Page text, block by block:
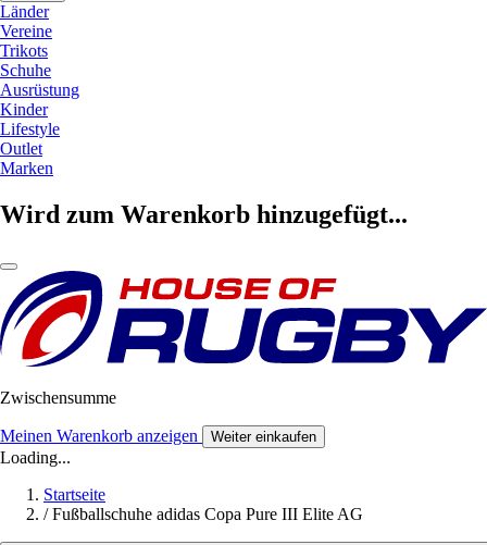
Länder
Vereine
Trikots
Schuhe
Ausrüstung
Kinder
Lifestyle
Outlet
Marken
Wird zum Warenkorb hinzugefügt...
Zwischensumme
Meinen Warenkorb anzeigen Weiter einkaufen
Loading...
Startseite
/ Fußballschuhe adidas Copa Pure III Elite AG